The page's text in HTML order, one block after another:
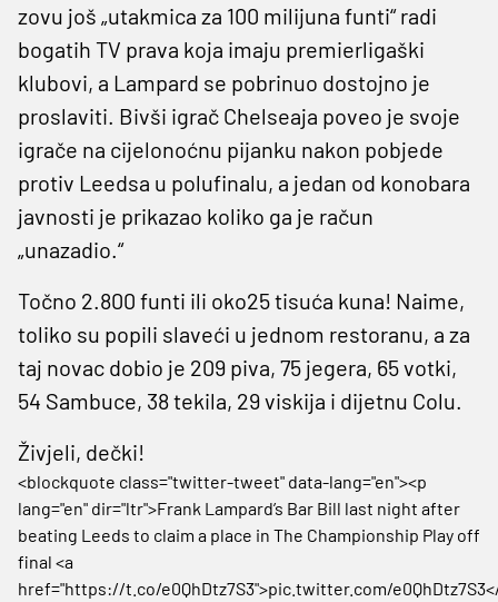
zovu još „utakmica za 100 milijuna funti“ radi
bogatih TV prava koja imaju premierligaški
klubovi, a Lampard se pobrinuo dostojno je
proslaviti. Bivši igrač Chelseaja poveo je svoje
igrače na cijelonoćnu pijanku nakon pobjede
protiv Leedsa u polufinalu, a jedan od konobara
javnosti je prikazao koliko ga je račun
„unazadio.“
Točno 2.800 funti ili oko25 tisuća kuna! Naime,
toliko su popili slaveći u jednom restoranu, a za
taj novac dobio je 209 piva, 75 jegera, 65 votki,
54 Sambuce, 38 tekila, 29 viskija i dijetnu Colu.
Živjeli, dečki!
<blockquote class="twitter-tweet" data-lang="en"><p
lang="en" dir="ltr">Frank Lampard’s Bar Bill last night after
beating Leeds to claim a place in The Championship Play off
final <a
href="https://t.co/e0QhDtz7S3">pic.twitter.com/